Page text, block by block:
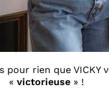
pour rien que VICKY
«victorieuse » !